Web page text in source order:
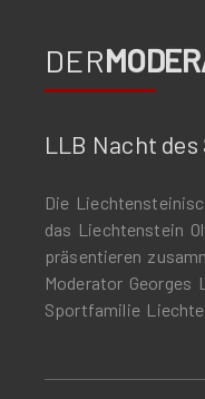
DER
LLB Nacht
Die
das Liechtenstein
präsentieren
Moderator Georges
Sportfamilie